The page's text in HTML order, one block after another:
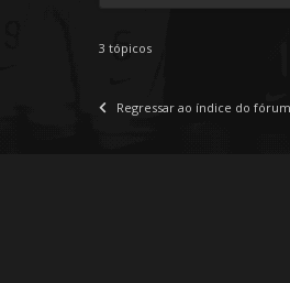
3 tópicos
Regressar ao índice do fórum